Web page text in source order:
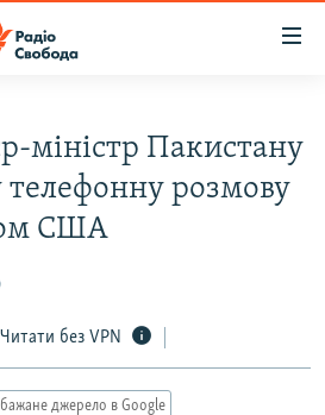
РОКІВ
міністр Пакистану
телефонну розмову
США
Читати без VPN
джерело в Google